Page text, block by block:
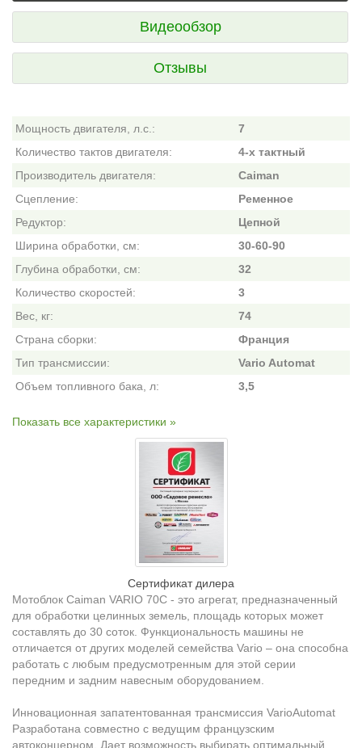
Видеообзор
Отзывы
Мощность двигателя, л.с.:
7
Количество тактов двигателя:
4-х тактный
Производитель двигателя:
Caiman
Сцепление:
Ременное
Редуктор:
Цепной
Ширина обработки, см:
30-60-90
Глубина обработки, см:
32
Количество скоростей:
3
Вес, кг:
74
Страна сборки:
Франция
Тип трансмиссии:
Vario Automat
Объем топливного бака, л:
3,5
Показать все характеристики »
Сертификат дилера
Мотоблок Caiman VARIO 70C - это агрегат, предназначенный
для обработки целинных земель, площадь которых может
составлять до 30 соток. Функциональность машины не
отличается от других моделей семейства Vario – она способна
работать с любым предусмотренным для этой серии
передним и задним навесным оборудованием.
Инновационная запатентованная трансмиссия VarioAutomat
Разработана совместно с ведущим французским
автоконцерном. Дает возможность выбирать оптимальный